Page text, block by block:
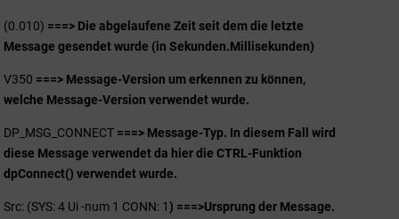
(0.010) ===> Die abgelaufene Zeit seit dem die letzte
Message gesendet wurde (in Sekunden.Millisekunden)
V350 ===> Message-Version um erkennen zu können,
welche Message-Version verwendet wurde.
DP_MSG_CONNECT ===> Message-Typ. In diesem Fall wird
diese Message verwendet da hier die CTRL-Funktion
dpConnect() verwendet wurde.
Src: (SYS: 4 Ui -num 1 CONN: 1) ===>Ursprung der Message.